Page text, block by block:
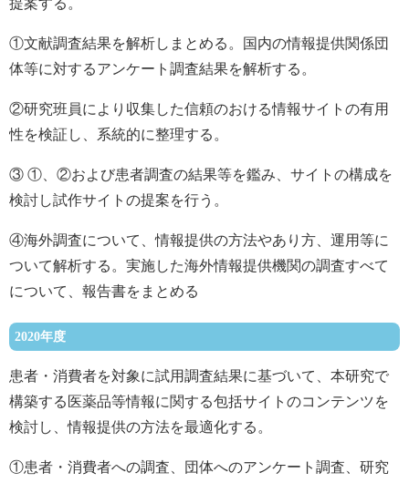
①文献調査結果を解析しまとめる。国内の情報提供関係団
体等に対するアンケート調査結果を解析する。
②研究班員により収集した信頼のおける情報サイトの有用
性を検証し、系統的に整理する。
③ ①、②および患者調査の結果等を鑑み、サイトの構成を
検討し試作サイトの提案を行う。
④海外調査について、情報提供の方法やあり方、運用等に
ついて解析する。実施した海外情報提供機関の調査すべて
について、報告書をまとめる
2020年度
患者・消費者を対象に試用調査結果に基づいて、本研究で
構築する医薬品等情報に関する包括サイトのコンテンツを
検討し、情報提供の方法を最適化する。
①患者・消費者への調査、団体へのアンケート調査、研究